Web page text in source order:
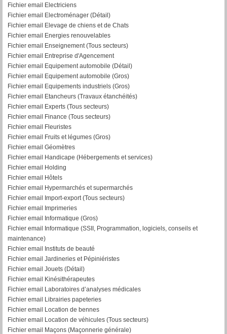
Fichier email Electriciens
Fichier email Electroménager (Détail)
Fichier email Elevage de chiens et de Chats
Fichier email Energies renouvelables
Fichier email Enseignement (Tous secteurs)
Fichier email Entreprise d'Agencement
Fichier email Equipement automobile (Détail)
Fichier email Equipement automobile (Gros)
Fichier email Equipements industriels (Gros)
Fichier email Etancheurs (Travaux étanchéités)
Fichier email Experts (Tous secteurs)
Fichier email Finance (Tous secteurs)
Fichier email Fleuristes
Fichier email Fruits et légumes (Gros)
Fichier email Géomètres
Fichier email Handicape (Hébergements et services)
Fichier email Holding
Fichier email Hôtels
Fichier email Hypermarchés et supermarchés
Fichier email Import-export (Tous secteurs)
Fichier email Imprimeries
Fichier email Informatique (Gros)
Fichier email Informatique (SSII, Programmation, logiciels, conseils et
maintenance)
Fichier email Instituts de beauté
Fichier email Jardineries et Pépiniéristes
Fichier email Jouets (Détail)
Fichier email Kinésithérapeutes
Fichier email Laboratoires d’analyses médicales
Fichier email Librairies papeteries
Fichier email Location de bennes
Fichier email Location de véhicules (Tous secteurs)
Fichier email Maçons (Maçonnerie générale)